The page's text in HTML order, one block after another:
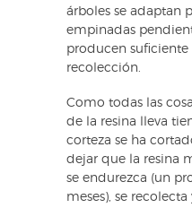
árboles se adaptan
empinadas
producen suficiente
recolección.
Como todas las
de la resina lleva
corteza se ha
dejar que la resina
se endurezca (un
meses), se